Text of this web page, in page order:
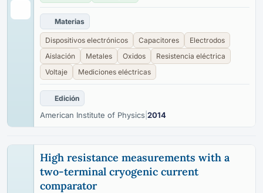
Materias
Dispositivos electrónicos Capacitores
Electrodos
Aislación
Metales Oxidos
Resistencia eléctrica
Voltaje
Mediciones eléctricas
Edición
American Institute of Physics 2014
High resistance measurements with a
two-terminal cryogenic current
comparator